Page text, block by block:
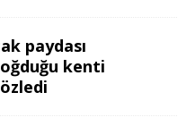
paydası
kenti